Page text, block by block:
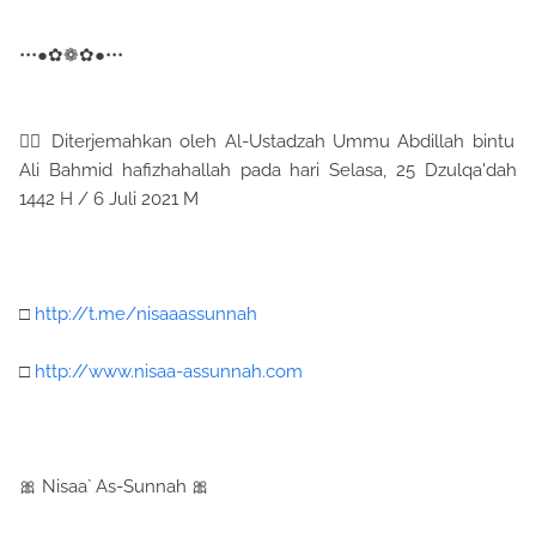
•••●✿❁✿●•••
✍🏼 Diterjemahkan oleh Al-Ustadzah Ummu Abdillah bintu
Ali Bahmid hafizhahallah pada hari Selasa, 25 Dzulqa'dah
1442 H / 6 Juli 2021 M
□ http://t.me/nisaaassunnah
□ http://www.nisaa-assunnah.com
🎀 Nisaa` As-Sunnah 🎀